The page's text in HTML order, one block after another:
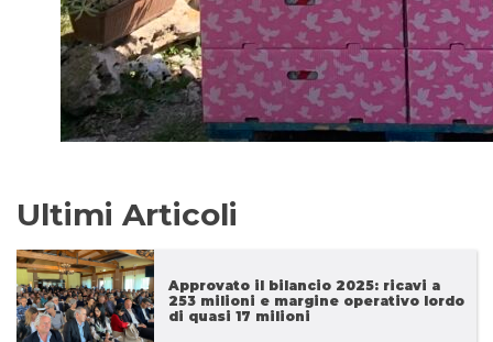
Ultimi Articoli
Approvato il bilancio 2025: ricavi a
253 milioni e margine operativo lordo
di quasi 17 milioni